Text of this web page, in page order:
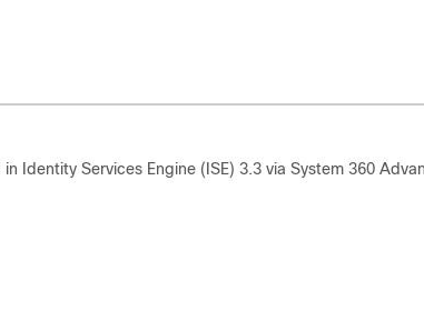
in Identity Services Engine (ISE) 3.3 via System 360